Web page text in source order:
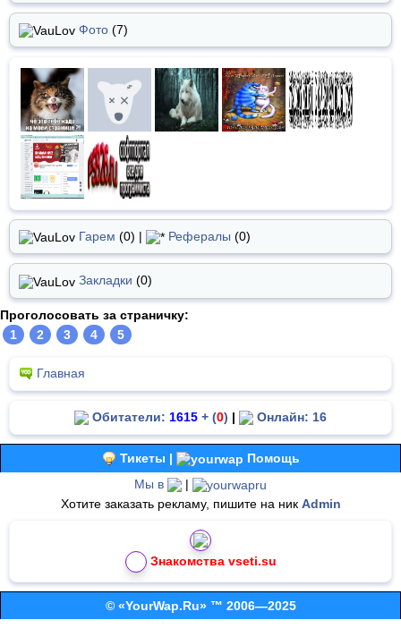
Фото (7)
Гарем (0) | Рефералы (0)
Закладки (0)
Проголосовать за страничку:
1
2 3 4 5
Главная
Обитатели: 1615 + (0) | Онлайн: 16
Тикеты |
Помощь
Мы в
|
Хотите заказать рекламу, пишите на ник Admin
Знакомства vseti.su
© «YourWap.Ru» ™ 2006—2025